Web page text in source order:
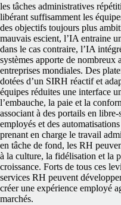
les tâches administratives
libérant suffisamment les
des objectifs toujours plus
mauvais escient, l’IA entraine
dans le cas contraire, l’IA
systèmes apporte de nombreux
entreprises mondiales. Des
dotées d’un SIRH réactif et
équipes réduites une interface
l’embauche, la paie et la
associant à des portails en
employés et des
prenant en charge le travail
en tâche de fond, les RH
à la culture, la fidélisation et la
croissance. Forts de tous ces
services RH peuvent
créer une expérience employé
marchés.